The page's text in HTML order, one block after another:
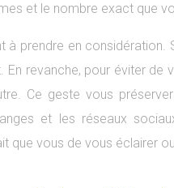
et le nombre exact que
prendre en
revanche, pour éviter
Ce geste vous
et les réseaux
vous de vous éclairer